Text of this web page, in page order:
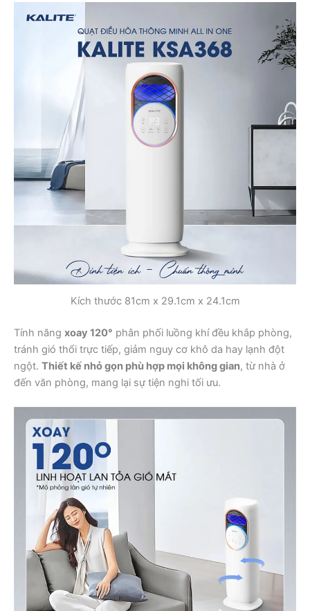
Kích thước 81cm x 29.1cm x 24.1cm
Tính năng xoay 120° phân phối luồng khí đều khắp phòng,
tránh gió thổi trực tiếp, giảm nguy cơ khô da hay lạnh đột
ngột. Thiết kế nhỏ gọn phù hợp mọi không gian, từ nhà ở
đến văn phòng, mang lại sự tiện nghi tối ưu.